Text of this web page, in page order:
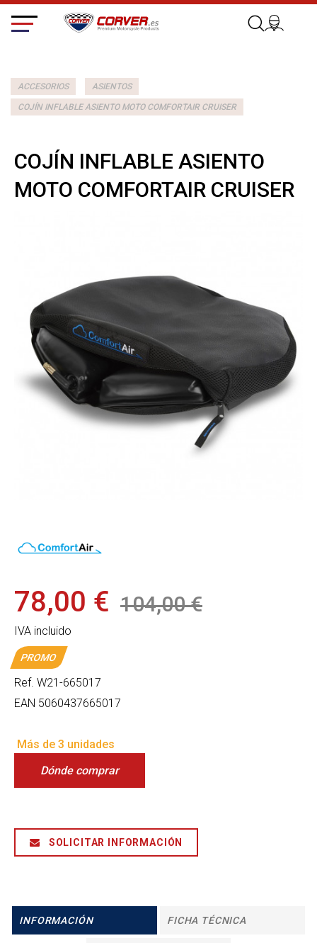
ACCESORIOS ASIENTOS
COJÍN INFLABLE ASIENTO MOTO COMFORTAIR CRUISER
COJÍN INFLABLE ASIENTO
MOTO COMFORTAIR CRUISER
78,00 € 104,00 €
IVA incluido
PROMO
Ref. W21-665017
EAN 5060437665017
Más de 3 unidades
Dónde comprar
SOLICITAR INFORMACIÓN
INFORMACIÓN FICHA TÉCNICA